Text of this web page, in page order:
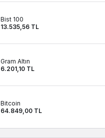
Bist 100
13.535,56 TL
Gram Altın
6.201,10 TL
Bitcoin
64.849,00 TL